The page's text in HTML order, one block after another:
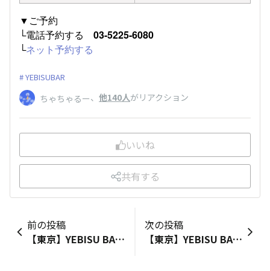
▼ご予約
└電話予約する 03-5225-6080
└ネット予約する
YEBISUBAR
ちゃちゃるー、 他140人がリアクション
いいね
共有する
前の投稿
【東京】YEBISU BAR 上野の森さくらテラス店
次の投稿
【東京】YEBISU BAR 御茶ノ水店